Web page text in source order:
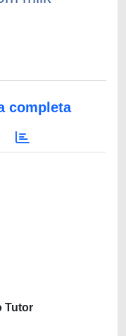
completa
Tutor